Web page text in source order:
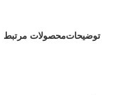
توضیحاتمحصولات مرتبط